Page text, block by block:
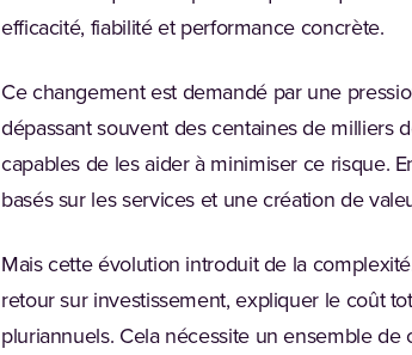
efficacité, fiabilité et performance concrète.
Ce changement est demandé par une
dépassant souvent des centaines de milliers
capables de les aider à minimiser ce risque.
basés sur les services et une création de
Mais cette évolution introduit de la
retour sur investissement, expliquer le coût
pluriannuels. Cela nécessite un ensemble